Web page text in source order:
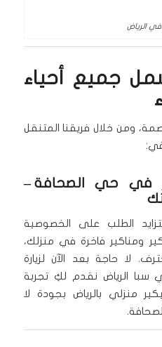
في الرياض
جميع أحياء
ومن خلال فريقنا المتنقل
في:
في حي الصحافة–
الطلب على الخصوصية
ومناكير فاخرة في منزلك،
لا حاجة بعد الآن لزيارة
في سبا الرياض نقدم لكِ تجربة
منزلي بالرياض بجودة لا